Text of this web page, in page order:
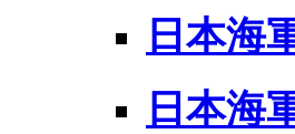
日本海
日本海